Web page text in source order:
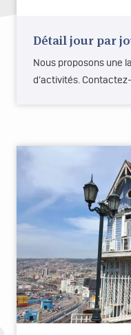
Détail jour par
Nous proposons une
d’activités.